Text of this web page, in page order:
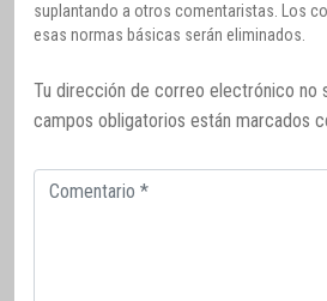
suplantando a otros comentaristas. Los
esas normas básicas serán eliminados.
Tu dirección de correo electrónico no
campos obligatorios están marcados
Comentario